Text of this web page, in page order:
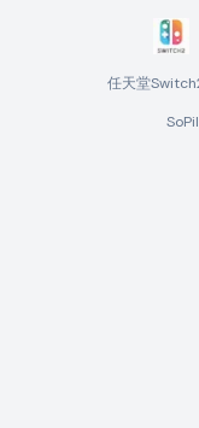
任天堂